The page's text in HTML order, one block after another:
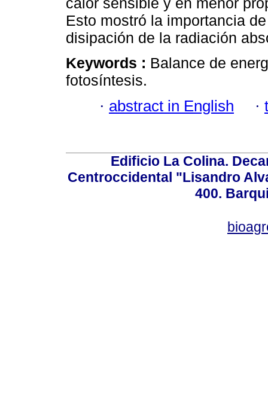
Esto mostró la importancia
disipación de la radiación
Keywords : Balance de
fotosíntesis.
· abstract in English ·
Edificio La Colina.
Centroccidental "Lisandro
400.